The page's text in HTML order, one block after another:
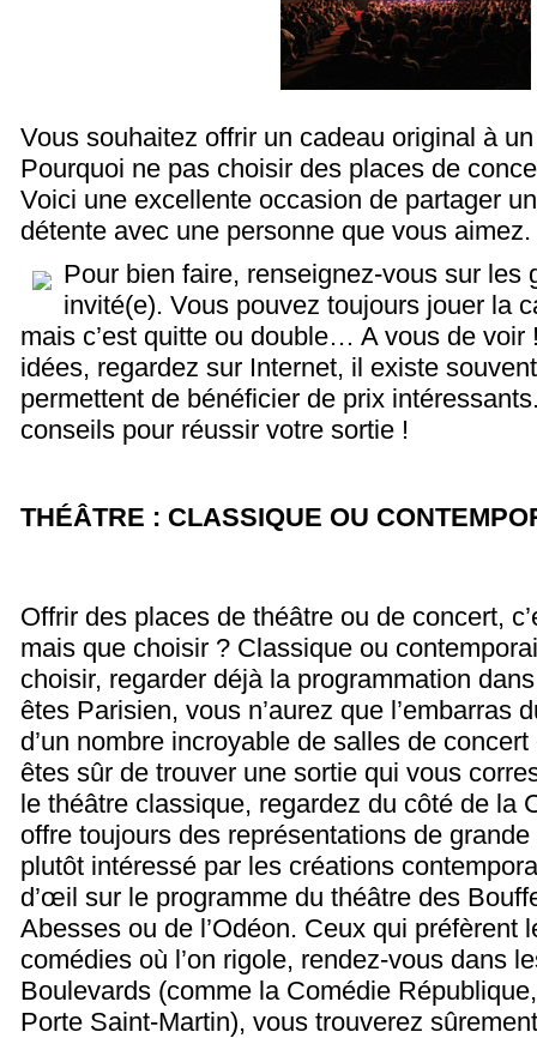
Vous souhaitez offrir un cadeau original à
Pourquoi ne pas choisir des places de
Voici une excellente occasion de partager
détente avec une personne que vous aimez.
Pour bien faire, renseignez-vous sur les
invité(e). Vous pouvez toujours jouer la
mais c’est quitte ou double… A vous de voir
idées, regardez sur Internet, il existe
permettent de bénéficier de prix
conseils pour réussir votre sortie !
THÉÂTRE : CLASSIQUE OU
Offrir des places de théâtre ou de concert,
mais que choisir ? Classique ou
choisir, regarder déjà la programmation
êtes Parisien, vous n’aurez que l’embarras
d’un nombre incroyable de salles de
êtes sûr de trouver une sortie qui vous
le théâtre classique, regardez du côté de la
offre toujours des représentations de
plutôt intéressé par les créations
d’œil sur le programme du théâtre des
Abesses ou de l’Odéon. Ceux qui préfèrent
comédies où l’on rigole, rendez-vous dans
Boulevards (comme la Comédie
Porte Saint-Martin), vous trouverez